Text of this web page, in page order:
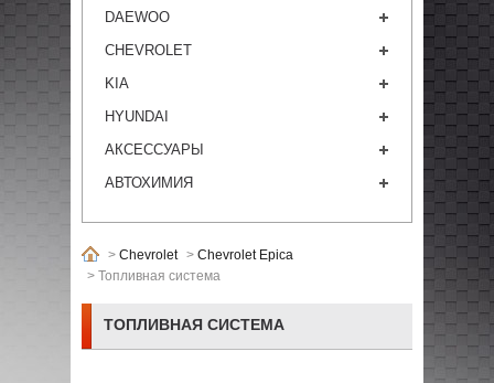
DAEWOO
CHEVROLET
KIA
HYUNDAI
АКСЕССУАРЫ
АВТОХИМИЯ
> Chevrolet > Chevrolet Epica
> Топливная система
ТОПЛИВНАЯ СИСТЕМА